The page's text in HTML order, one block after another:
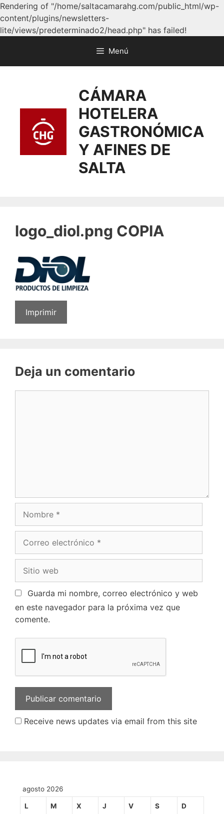
Rendering of "/home/saltacamarahg.com/public_html/wp-
content/plugins/newsletters-
lite/views/predeterminado2/head.php" has failed!
Menú
CÁMARA
HOTELERA
GASTRONÓMICA
Y AFINES DE
SALTA
logo_diol.png COPIA
Imprimir
Deja un comentario
Guarda mi nombre, correo electrónico y web
en este navegador para la próxima vez que
comente.
Receive news updates via email from this site
agosto 2026
L M X J V S D